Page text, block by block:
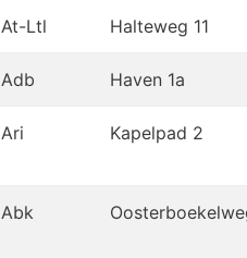
At-Ltl Halteweg 11
Adb Haven 1a
Ari Kapelpad 2
Abk